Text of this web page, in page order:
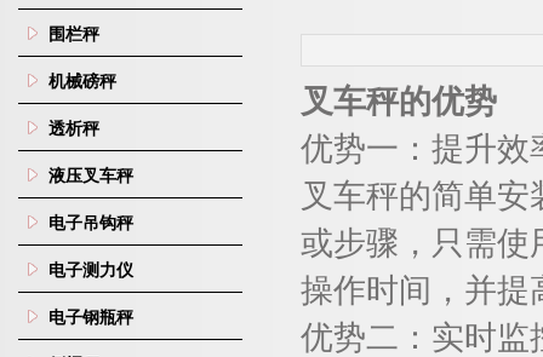
围栏秤
机械磅秤
透析秤
液压叉车秤
电子吊钩秤
电子测力仪
电子钢瓶秤
叉车秤的优势
优势一：提升效
叉车秤的简单
或步骤，只需使
操作时间，并提
优势二：实时监